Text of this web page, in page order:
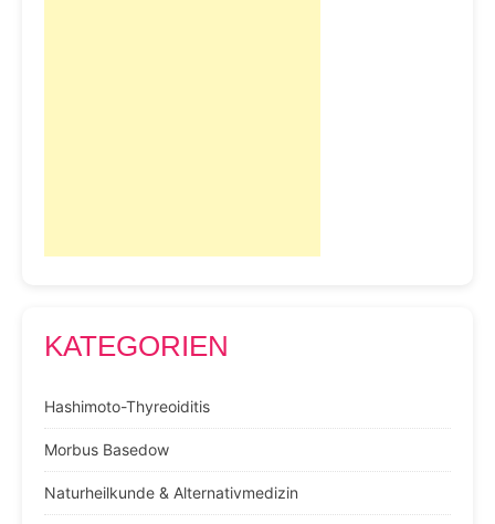
KATEGORIEN
Hashimoto-Thyreoiditis
Morbus Basedow
Naturheilkunde & Alternativmedizin